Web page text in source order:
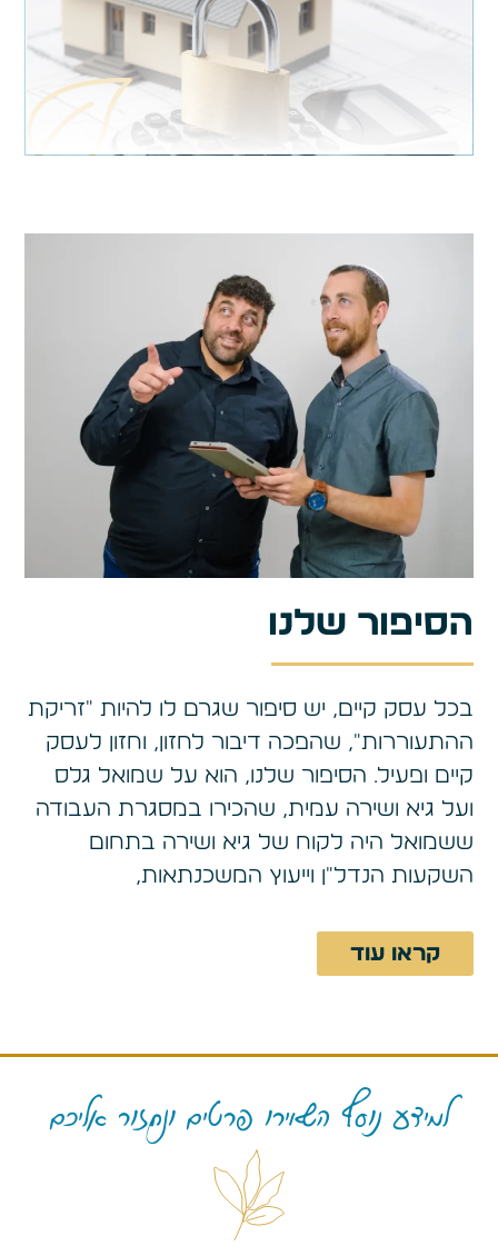
הסיפור שלנו
בכל עסק קיים, יש סיפור שגרם לו להיות "זריקת
ההתעוררות", שהפכה דיבור לחזון, וחזון לעסק
קיים ופעיל. הסיפור שלנו, הוא על שמואל גלס
ועל גיא ושירה עמית, שהכירו במסגרת העבודה
ששמואל היה לקוח של גיא ושירה בתחום
השקעות הנדל"ן וייעוץ המשכנתאות,
קראו עוד
למידע נוסף השאירו פרטים ונחזור אליכם